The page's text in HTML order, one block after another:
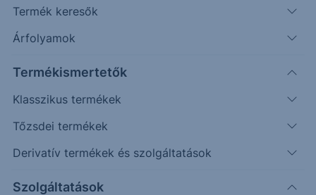
Termék keresők
Árfolyamok
Termékismertetők
Klasszikus termékek
Tőzsdei termékek
Derivatív termékek és szolgáltatások
Szolgáltatások
További információk kérése